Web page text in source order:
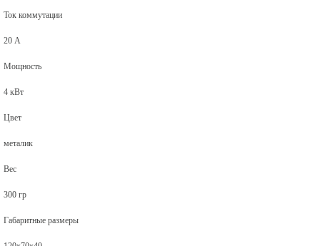
Ток коммутации
20 А
Мощность
4 кВт
Цвет
металик
Вес
300 гр
Габаритные размеры